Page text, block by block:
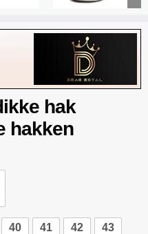
hak
hakken
40 41 42 43